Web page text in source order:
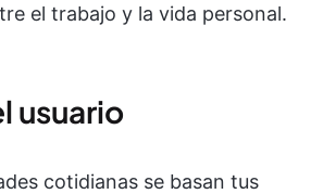
el trabajo y la vida personal.
usuario
cotidianas se basan tus